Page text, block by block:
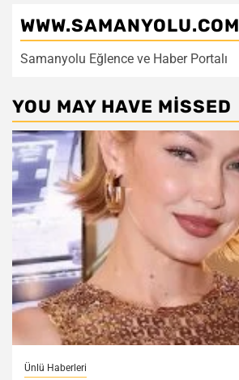
WWW.SAMANYOLU.COM
Samanyolu Eğlence ve Haber Portalı
YOU MAY HAVE MISSED
Ünlü Haberleri